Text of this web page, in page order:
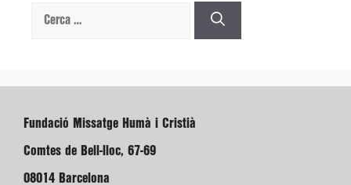
Cerca:
Fundació Missatge Humà i Cristià
Comtes de Bell-lloc, 67-69
08014 Barcelona